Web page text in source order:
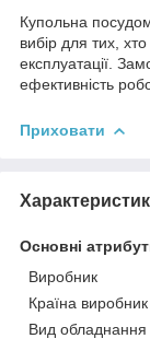
Купольна
вибір для тих, хто
експлуатації.
ефективність
Приховати
Основні
Виробник
Країна виробник
Вид обладнання